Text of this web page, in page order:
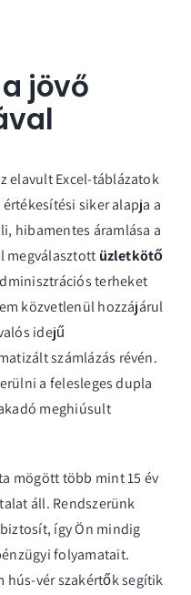
jövő
elavult Excel-táblázatok
siker alapja a
hibamentes áramlása a
megválasztott üzletkötő
terheket
közvetlenül hozzájárul
idejű
számlázás révén.
a felesleges dupla
meghiúsult
mögött több mint 15 év
áll. Rendszerünk
így Ön mindig
folyamatait.
hús-vér szakértők segítik